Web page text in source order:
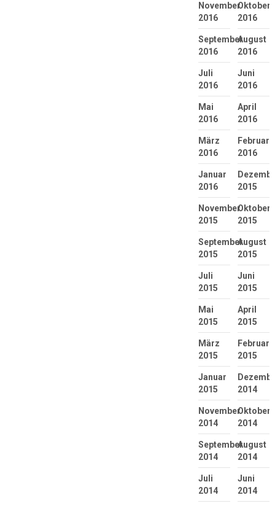
November
2016
Oktober
2016
September
2016
August
2016
Juli
2016
Juni
2016
Mai
2016
April
2016
März
2016
Februar
2016
Januar
2016
2015
November
2015
Oktober
2015
September
2015
August
2015
Juli
2015
Juni
2015
Mai
2015
April
2015
März
2015
Februar
2015
Januar
2015
2014
November
2014
Oktober
2014
September
2014
August
2014
Juli
2014
Juni
2014